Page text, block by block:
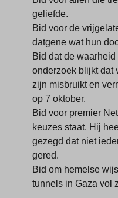
geliefde.
Bid voor de
datgene wat hun
Bid dat de
onderzoek blijkt dat
zijn misbruikt en
op 7 oktober.
Bid voor premier
keuzes staat. Hij
gezegd dat niet
gered.
Bid om hemelse
tunnels in Gaza vol